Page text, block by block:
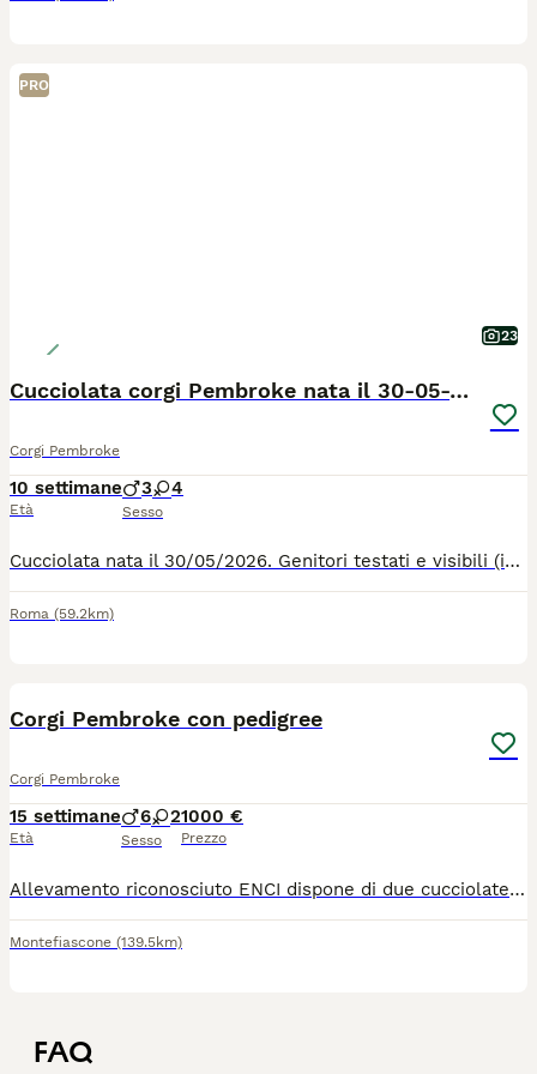
PRO
23
Cucciolata corgi Pembroke nata il 30-05-2026
Corgi Pembroke
10 settimane
Età
3 4
Sesso
Cucciolata nata il 30/05/2026. Genitori testati e visibili (incoraggiamo a venirci a trovare e a conoscerli), dna regolarmente depositato enci e un pedigree di tutto rispetto. Entrambi i genitori hanno un carattere magnifico solare e dolce e provengono da ottime linee di sangue, sono cani che vivono in casa, sono socializzati con cani di entrambi i sessi, con altri animali e con adulti e bambini. I cuccioli cresceranno in un ambiente sereno e stimolante, saranno ceduti con vaccinazioni in regola, microchip, sverminazioni, libretto, pedigree e puppy kit. Sia genitori che piccoli sono seguiti a livello sanitario dai migliori professionisti. Per info wa: 3400035549 Incoraggiamo a venirci a trovare e documentazione ufficiale e prezzo verrà fornita in privato, i cuccioli verranno ceduti a partire dal settantesimo giorno di vita. Possiamo accompagnarli noi (previa organizzazione) • potete venirli a prendere qui. Vi aspettiamo!
Roma (59.2km)
Corgi Pembroke con pedigree
Corgi Pembroke
15 settimane
Età
6 2
Sesso
1000 €
Prezzo
Allevamento riconosciuto ENCI dispone di due cucciolate disponibili da subito. Genitori testati e campioni di razza. Si cedono a 60 giorni con vaccino, microchip, pedigree, sverminazioni e libretto sanitario. Per info 3899904677 whatsapp
Montefiascone (139.5km)
FAQ